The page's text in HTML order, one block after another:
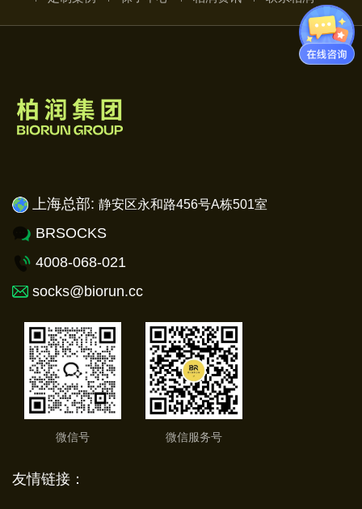
上海总部: 静安区永和路456号A栋501室
BRSOCKS
4008-068-021
socks@biorun.cc
微信号 微信服务号
友情链接：